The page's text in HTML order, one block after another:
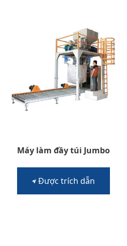
Máy làm đầy túi Jumbo
Được trích dẫn